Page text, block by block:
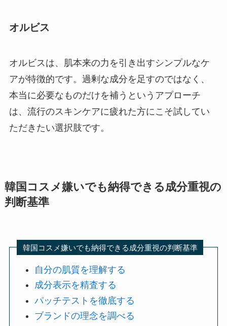
オルビス
オルビスは、肌本来の力を引き出すシンプルなケ
アが特徴的です。過剰な成分を足すのではなく、
本当に必要なものだけを補うというアプローチ
は、流行のスキンケアに疲れた方にこそ試してい
ただきたい選択肢です。
韓国コスメ嫌いでも納得できる成分重視の
判断基準
韓国コスメ嫌いでも納得できる成分重視の判断基準
自分の肌質を理解する
成分表示を精査する
パッチテストを徹底する
ブランドの理念を調べる